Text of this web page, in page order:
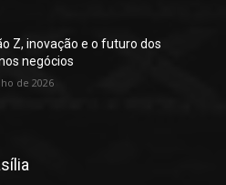
Z, inovação e o futuro dos
negócios
de 2026